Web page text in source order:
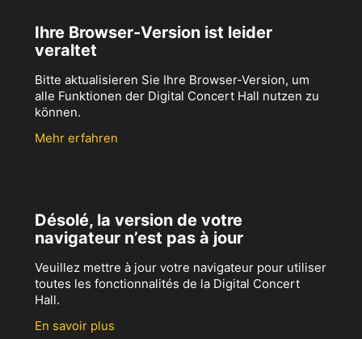
Ihre Browser-Version ist leider
veraltet
Bitte aktualisieren Sie Ihre Browser-Version, um
alle Funktionen der Digital Concert Hall nutzen zu
können.
Mehr erfahren
Désolé, la version de votre
navigateur n’est pas à jour
Veuillez mettre à jour votre navigateur pour utiliser
toutes les fonctionnalités de la Digital Concert
Hall.
En savoir plus